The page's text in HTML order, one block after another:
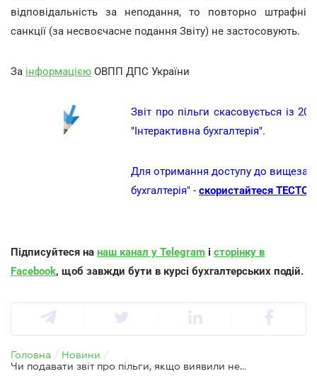
відповідальність за неподання, то повторно штрафні
санкції (за несвоєчасне подання Звіту) не застосовують.
За інформацією ОВПП ДПС України
Звіт про пільги скасовується із
"Інтерактивна бухгалтерія".
Для отримання доступу до
бухгалтерія" - скористайтеся
Підписуйтеся на наш канал у Telegram і сторінку в
Facebook, щоб завжди бути в курсі бухгалтерських подій.
Головна / Новини /
Чи подавати звіт про пільги, якщо виявили невраховані збитки за попередній період